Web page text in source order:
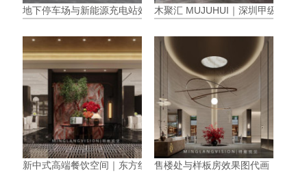
地下停车场与新能源充电站效果图木聚汇 MUJUHUI｜深圳甲级企业
新中式高端餐饮空间｜东方红韵与现代奢石碰撞的视觉效果图解析
售楼处与样板房效果图代画